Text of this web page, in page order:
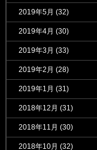
2019年5月 (32)
2019年4月 (30)
2019年3月 (33)
2019年2月 (28)
2019年1月 (31)
2018年12月 (31)
2018年11月 (30)
2018年10月 (32)